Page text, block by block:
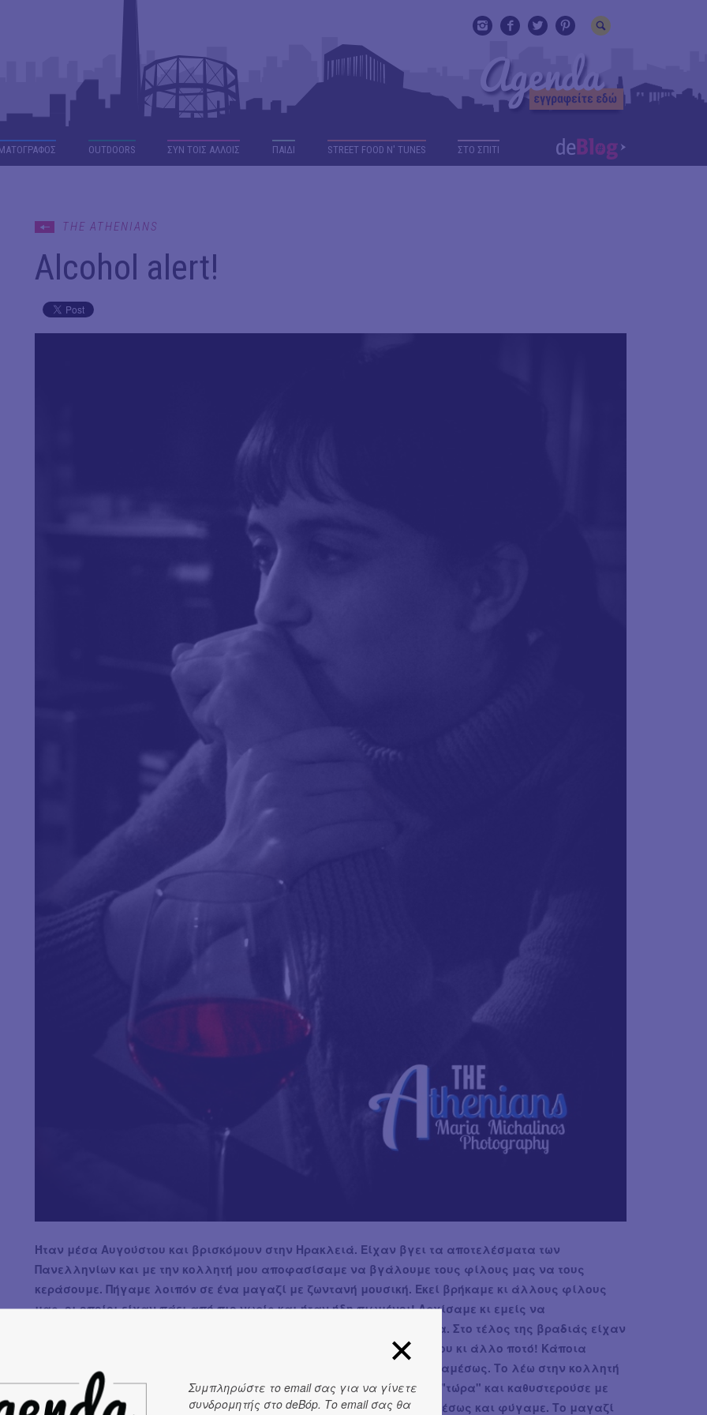
OUTDΟORS ΣΥΝ ΤΟΙΣ ΑΛΛΟΙΣ ΠΑΙΔΙ STREET FOOD N' TUNES ΣΤΟ ΣΠΙΤΙ
THE ATHENIANS
Alcohol alert!
Ήταν μέσα Αυγούστου και βρισκόμουν στην Ηρακλειά. Είχαν βγει τα αποτελέσματα των
Πανελληνίων και με την κολλητή μου αποφασίσαμε να βγάλουμε τους φίλους μας να τους
κεράσουμε. Πήγαμε λοιπόν σε ένα μαγαζί με ζωντανή μουσική. Εκεί βρήκαμε κι άλλους φίλους
μας, οι οποίοι είχαν πάει από πιο νωρίς και ήταν ήδη πιωμένοι! Αρχίσαμε κι εμείς να
πίνουμε...μας κερνούσαν συνέχεια κρασί, ρακί κι άλλα αλκοολούχα. Στο τέλος της βραδιάς είχαν
έρθει κι οι μουσικοί στο τραπέζι μας γιατί τους γνωρίζαμε και δώστου κι άλλο ποτό! Κάποια
στιγμή κατάλαβα ότι ήμουν πολύ μεθυσμένη κι έπρεπε να φύγουμε αμέσως. Το λέω στην κολλητή
μου, αλλά εκείνη δεν είχε συνηδητοποιήσει ότι έπρεπε να φύγουμε "τώρα" και καθυστερούσε με
αποτέλεσμα να...κάνω εμετό πάνω της! Οι φίλοι μου με σήκωσαν αμέσως και φύγαμε. Το μαγαζί
Συμπληρώστε το email σας για να γίνετε
συνδρομητής στο deBόp. Το email σας θα